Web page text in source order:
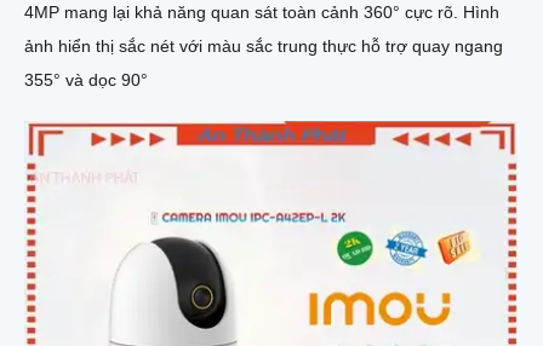
4MP mang lại khả năng quan sát toàn cảnh 360° cực rõ. Hình
ảnh hiển thị sắc nét với màu sắc trung thực hỗ trợ quay ngang
355° và dọc 90°